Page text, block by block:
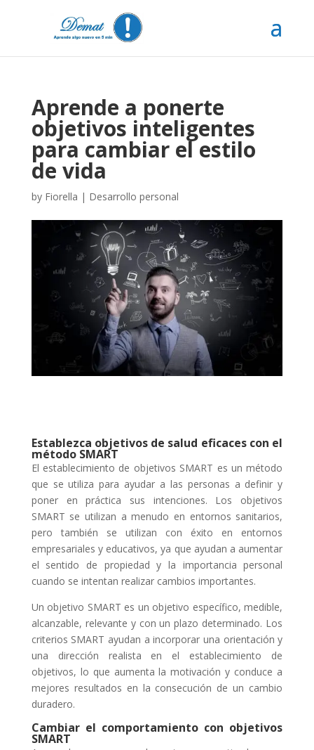
Aprende a ponerte
objetivos inteligentes
para cambiar el estilo
de vida
by Fiorella | Desarrollo personal
Establezca objetivos de salud eficaces con el
método SMART
El establecimiento de objetivos SMART es un método
que se utiliza para ayudar a las personas a definir y
poner en práctica sus intenciones. Los objetivos
SMART se utilizan a menudo en entornos sanitarios,
pero también se utilizan con éxito en entornos
empresariales y educativos, ya que ayudan a aumentar
el sentido de propiedad y la importancia personal
cuando se intentan realizar cambios importantes.
Un objetivo SMART es un objetivo específico, medible,
alcanzable, relevante y con un plazo determinado. Los
criterios SMART ayudan a incorporar una orientación y
una dirección realista en el establecimiento de
objetivos, lo que aumenta la motivación y conduce a
mejores resultados en la consecución de un cambio
duradero.
Cambiar el comportamiento con objetivos
SMART